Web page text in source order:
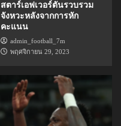
สตาร์เอฟเวอร์ตันรวบรวม
จังหวะหลังจากการหัก
คะแนน
admin_football_7m
พฤศจิกายน 29, 2023